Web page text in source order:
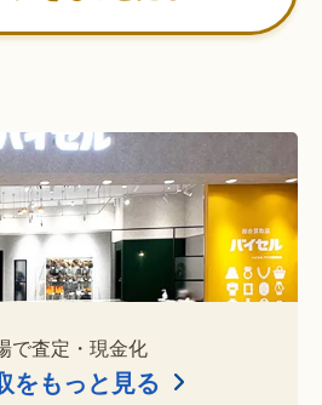
で査定・現金化
をもっと見る